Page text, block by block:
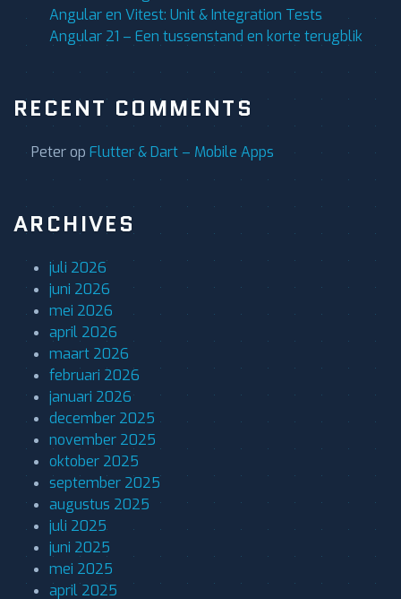
Angular en Vitest: Unit & Integration Tests
Angular 21 – Een tussenstand en korte terugblik
RECENT COMMENTS
Peterop Flutter & Dart – Mobile Apps
ARCHIVES
juli 2026
juni 2026
mei 2026
april 2026
maart 2026
februari 2026
januari 2026
december 2025
november 2025
oktober 2025
september 2025
augustus 2025
juli 2025
juni 2025
mei 2025
april 2025